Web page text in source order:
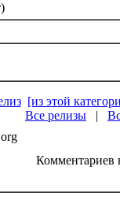
[из этой
Все релизы |
Комментариев